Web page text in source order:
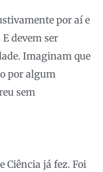
por aí e
devem ser
Imaginam que
por algum
sem
Ciência já fez. Foi